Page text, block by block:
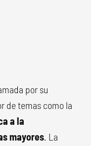
por su
de temas como la
a la
mayores. La